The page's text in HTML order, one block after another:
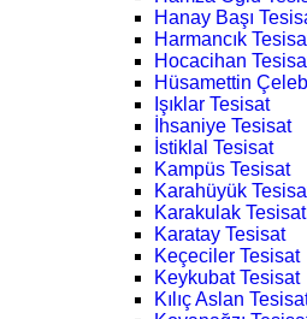
Hanay Başı
Harmancık
Hocacihan
Hüsamettin
Işıklar Tesisat
İhsaniye Tesisat
İstiklal Tesisat
Kampüs Tesisat
Karahüyük
Karakulak Tesisat
Karatay Tesisat
Keçeciler Tesisat
Keykubat Tesisat
Kılıç Aslan